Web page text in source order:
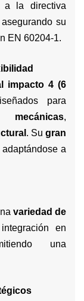
a la directiva
su
EN 60204-1.
impacto 4 (6
para
mecánicas,
. Su gran
a
variedad de
en
una